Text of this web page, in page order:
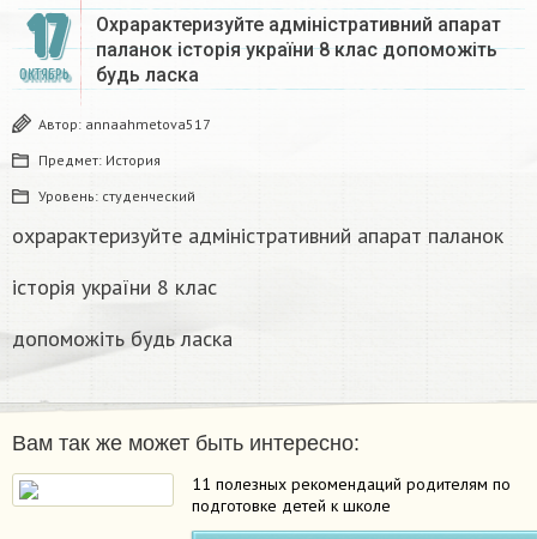
17
ОКТЯБРЬ
Охрарактеризуйте адміністративний апарат
паланок історія україни 8 клас допоможіть
будь ласка
Автор: annaahmetova517
Предмет: История
Уровень: студенческий
охрарактеризуйте адміністративний апарат паланок
історія україни 8 клас
допоможіть будь ласка
Вам так же может быть интересно:
11 полезных рекомендаций родителям по
подготовке детей к школе